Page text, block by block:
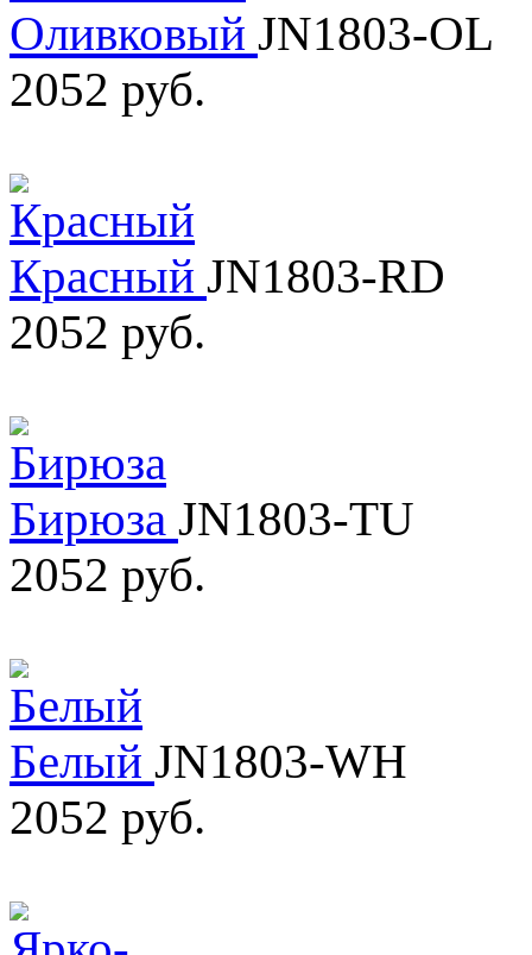
Оливковый JN1803-OL
2052 руб.
Красный JN1803-RD
2052 руб.
Бирюза JN1803-TU
2052 руб.
Белый JN1803-WH
2052 руб.